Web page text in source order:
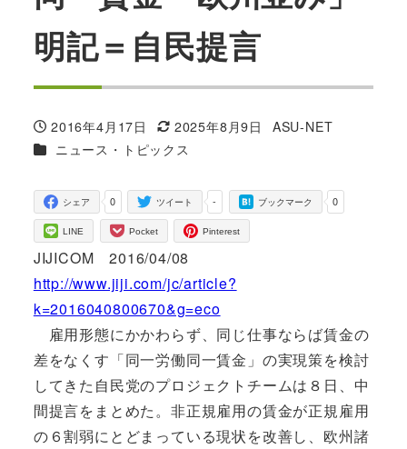
明記＝自民提言
投稿日
2016年4月17日
更新日
2025年8月9日
著
ASU-NET
カテゴリー
ニュース・トピックス
0
シェア -
ツイート 0
ブックマーク
LINE Pocket Pinterest
JIJICOM 2016/04/08
http://www.jiji.com/jc/article?
k=2016040800670&g=eco
雇用形態にかかわらず、同じ仕事ならば賃金の
差をなくす「同一労働同一賃金」の実現策を検討
してきた自民党のプロジェクトチームは８日、中
間提言をまとめた。非正規雇用の賃金が正規雇用
の６割弱にとどまっている現状を改善し、欧州諸